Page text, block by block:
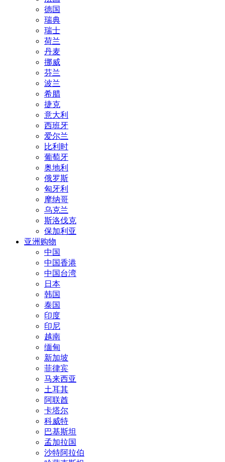
德国
瑞典
瑞士
荷兰
丹麦
挪威
芬兰
波兰
希腊
捷克
意大利
西班牙
爱尔兰
比利时
葡萄牙
奥地利
俄罗斯
匈牙利
摩纳哥
乌克兰
斯洛伐克
保加利亚
亚洲购物
中国
中国香港
中国台湾
日本
韩国
泰国
印度
印尼
越南
缅甸
新加坡
菲律宾
马来西亚
土耳其
阿联酋
卡塔尔
科威特
巴基斯坦
孟加拉国
沙特阿拉伯